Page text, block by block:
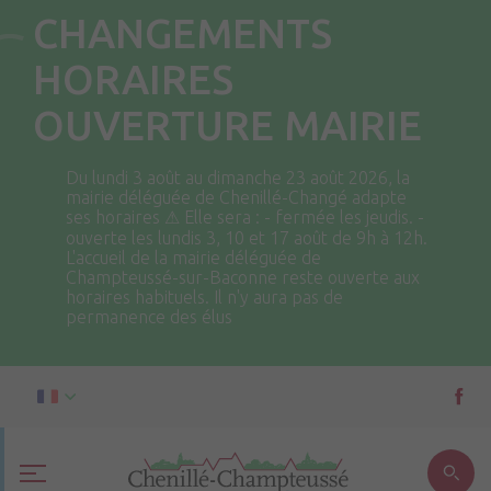
CHANGEMENTS
HORAIRES
OUVERTURE MAIRIE
Du lundi 3 août au dimanche 23 août 2026, la
mairie déléguée de Chenillé-Changé adapte
ses horaires ⚠ Elle sera : - fermée les jeudis. -
ouverte les lundis 3, 10 et 17 août de 9h à 12h.
L'accueil de la mairie déléguée de
Champteussé-sur-Baconne reste ouverte aux
horaires habituels. Il n'y aura pas de
permanence des élus